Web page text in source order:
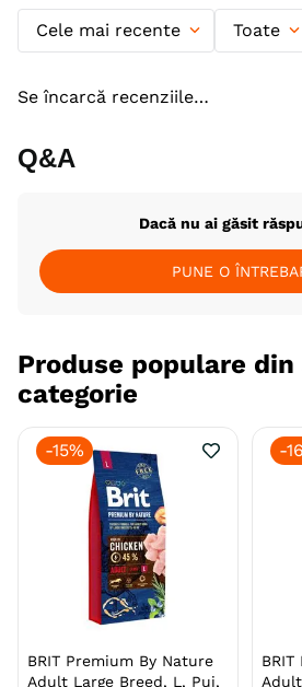
Cele mai recente Toate
Se încarcă recenziile…
Q&A
Dacă nu ai găsit
PUNE O
Produse populare din
categorie
-15%
BRIT Premium By Nature
Adult Large Breed, L, Pui,
-